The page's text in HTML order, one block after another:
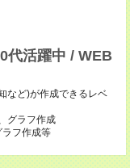
代活躍中 / WEB
など)が作成できるレベ
グラフ作成
ラフ作成等